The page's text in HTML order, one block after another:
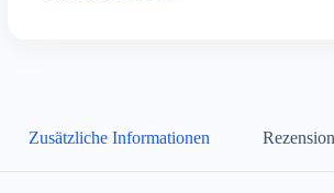
Zusätzliche Informationen